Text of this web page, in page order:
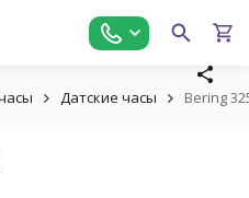
Датские часы Bering